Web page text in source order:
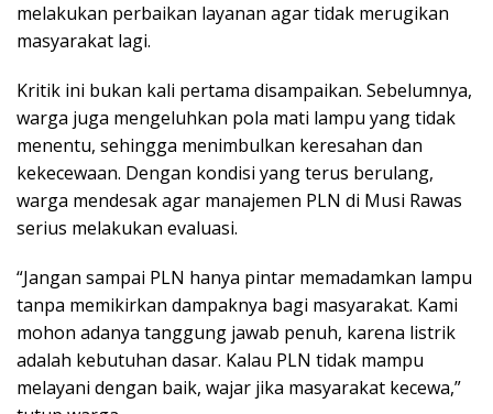
melakukan perbaikan layanan agar tidak merugikan
masyarakat lagi.
Kritik ini bukan kali pertama disampaikan. Sebelumnya,
warga juga mengeluhkan pola mati lampu yang tidak
menentu, sehingga menimbulkan keresahan dan
kekecewaan. Dengan kondisi yang terus berulang,
warga mendesak agar manajemen PLN di Musi Rawas
serius melakukan evaluasi.
“Jangan sampai PLN hanya pintar memadamkan lampu
tanpa memikirkan dampaknya bagi masyarakat. Kami
mohon adanya tanggung jawab penuh, karena listrik
adalah kebutuhan dasar. Kalau PLN tidak mampu
melayani dengan baik, wajar jika masyarakat kecewa,”